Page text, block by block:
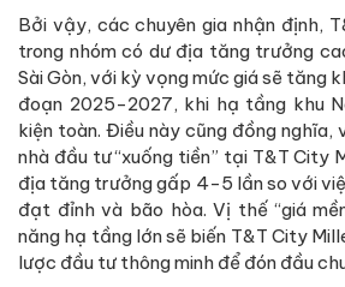
Bởi vậy, các chuyên gia nhận định,
trong nhóm có dư địa tăng trưởng
Sài Gòn, với kỳ vọng mức giá sẽ tăng
đoạn 2025-2027, khi hạ tầng khu
kiện toàn. Điều này cũng đồng nghĩa,
nhà đầu tư “xuống tiền” tại T&T City
địa tăng trưởng gấp 4-5 lần so với
đạt đỉnh và bão hòa. Vị thế “giá
năng hạ tầng lớn sẽ biến T&T City
lược đầu tư thông minh để đón đầu